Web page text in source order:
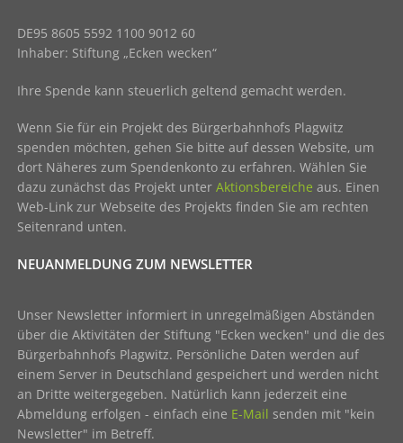
DE95 8605 5592 1100 9012 60
Inhaber: Stiftung „Ecken wecken“
Ihre Spende kann steuerlich geltend gemacht werden.
Wenn Sie für ein Projekt des Bürgerbahnhofs Plagwitz
spenden möchten, gehen Sie bitte auf dessen Website, um
dort Näheres zum Spendenkonto zu erfahren. Wählen Sie
dazu zunächst das Projekt unterAktionsbereiche aus. Einen
Web-Link zur Webseite des Projekts finden Sie am rechten
Seitenrand unten.
NEUANMELDUNG ZUM NEWSLETTER
Unser Newsletter informiert in unregelmäßigen Abständen
über die Aktivitäten der Stiftung "Ecken wecken" und die des
Bürgerbahnhofs Plagwitz. Persönliche Daten werden auf
einem Server in Deutschland gespeichert und werden nicht
an Dritte weitergegeben. Natürlich kann jederzeit eine
Abmeldung erfolgen - einfach eine E-Mail senden mit "kein
Newsletter" im Betreff.